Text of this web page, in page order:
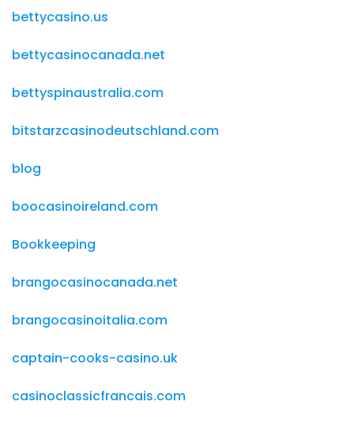
bettycasino.us
bettycasinocanada.net
bettyspinaustralia.com
bitstarzcasinodeutschland.com
blog
boocasinoireland.com
Bookkeeping
brangocasinocanada.net
brangocasinoitalia.com
captain-cooks-casino.uk
casinoclassicfrancais.com